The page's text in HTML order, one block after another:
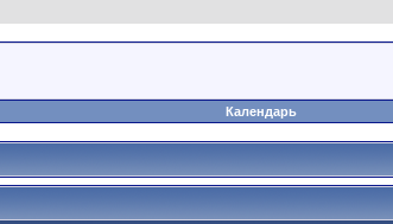
Календарь